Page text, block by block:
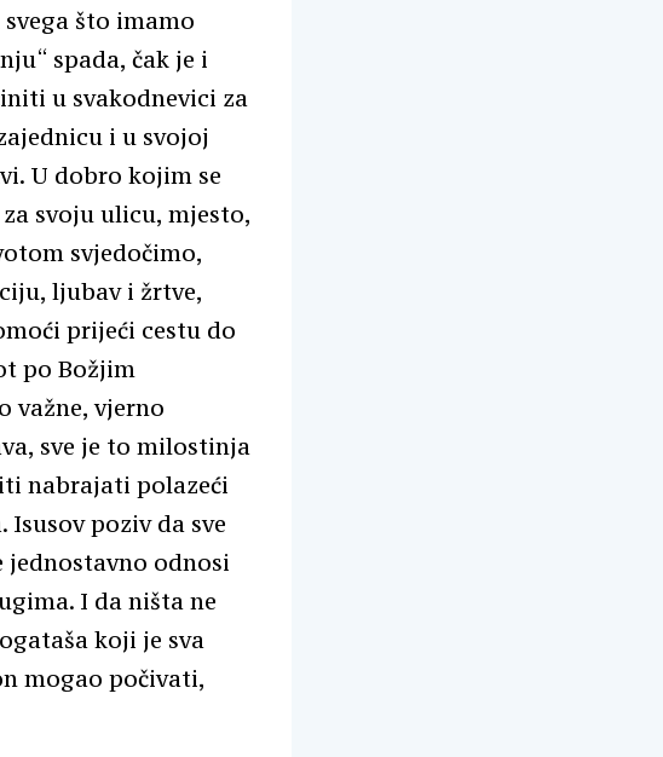
što imamo
spada, čak je i
u svakodnevici za
i u svojoj
U dobro kojim se
svoju ulicu, mjesto,
svjedočimo,
ljubav i žrtve,
prijeći cestu do
po Božjim
važne, vjerno
sve je to milostinja
nabrajati polazeći
poziv da sve
odnosi
I da ništa ne
koji je sva
mogao počivati,